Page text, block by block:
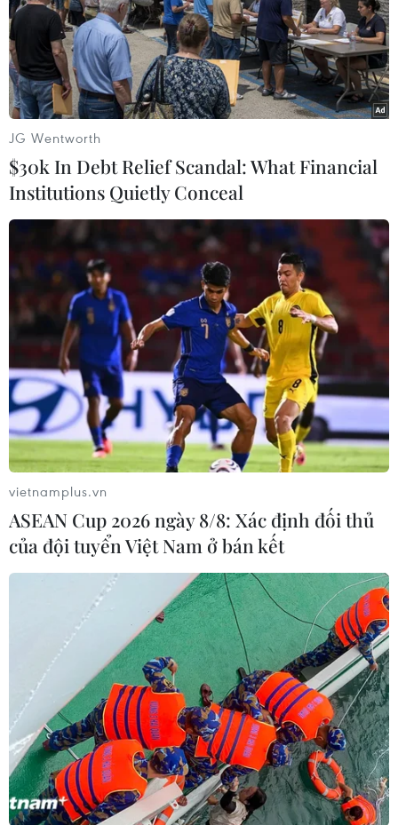
TP. HCM đầu tư hơn 150 tỷ đồng xây kè
bảo vệ Địa đạo Củ Chi
TP. HCM đã chấp thuận chủ trương triển khai thực hiện
Dự án xây dựng kè bảo vệ sông Sài Gòn nhằm bảo vệ
Khu di tích lịch sử địa đạo Củ Chi, với tổng chi phí dự
kiến khoảng 155 tỷ đồng.
JG Wentworth
$30k In Debt Relief Scandal: What Financial
Institutions Quietly Conceal
vietnamplus.vn
ASEAN Cup 2026 ngày 8/8: Xác định đối thủ
của đội tuyển Việt Nam ở bán kết